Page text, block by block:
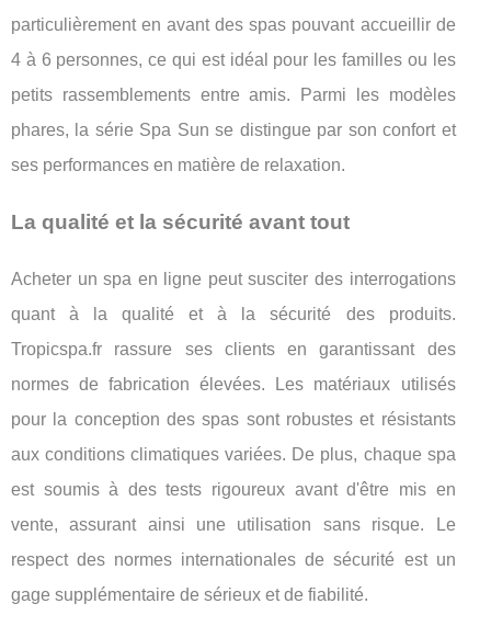
particulièrement en avant des spas pouvant accueillir de
4 à 6 personnes, ce qui est idéal pour les familles ou les
petits rassemblements entre amis. Parmi les modèles
phares, la série Spa Sun se distingue par son confort et
ses performances en matière de relaxation.
La qualité et la sécurité avant tout
Acheter un spa en ligne peut susciter des interrogations
quant à la qualité et à la sécurité des produits.
Tropicspa.fr rassure ses clients en garantissant des
normes de fabrication élevées. Les matériaux utilisés
pour la conception des spas sont robustes et résistants
aux conditions climatiques variées. De plus, chaque spa
est soumis à des tests rigoureux avant d'être mis en
vente, assurant ainsi une utilisation sans risque. Le
respect des normes internationales de sécurité est un
gage supplémentaire de sérieux et de fiabilité.